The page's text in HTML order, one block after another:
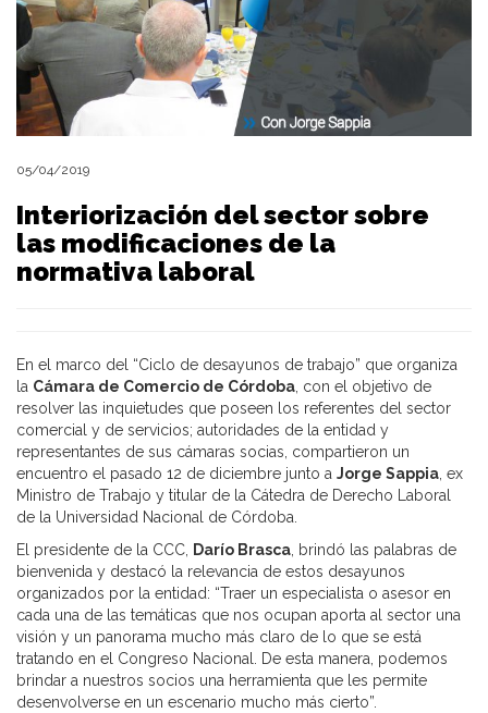
05/04/2019
Interiorización del sector sobre
las modificaciones de la
normativa laboral
En el marco del “Ciclo de desayunos de trabajo” que organiza
la Cámara de Comercio de Córdoba, con el objetivo de
resolver las inquietudes que poseen los referentes del sector
comercial y de servicios​;​ autoridades de la entidad y
representantes de sus cámaras socias, compartieron un
encuentro el pasado 12 de diciembre junto a Jorge Sappia, ex
Ministro de Trabajo y titular de la Cátedra de Derecho Laboral
de la Universidad Nacional de Córdoba.
El presidente de la CCC, Darío Brasca, brindó las palabras de
bienvenida y destacó la relevancia de estos desayunos
organizados por la entidad: “Traer un especialista o asesor en
cada una de las temáticas que nos ocupan aporta al sector una
visión y un panorama mucho más claro de lo que se está
tratando en el Congreso Nacional. De esta manera, podemos
brindar a nuestros socios una herramienta que les permite
desenvolverse en un escenario mucho más cierto”.